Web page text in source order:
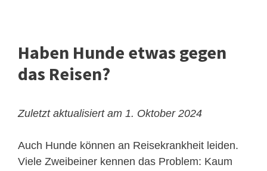
Haben Hunde etwas gegen
das Reisen?
Zuletzt aktualisiert am 1. Oktober 2024
Auch Hunde können an Reisekrankheit leiden.
Viele Zweibeiner kennen das Problem: Kaum